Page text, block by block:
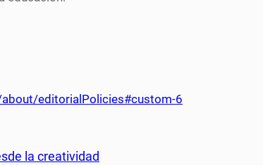
editorialPolicies#custom-6
la creatividad